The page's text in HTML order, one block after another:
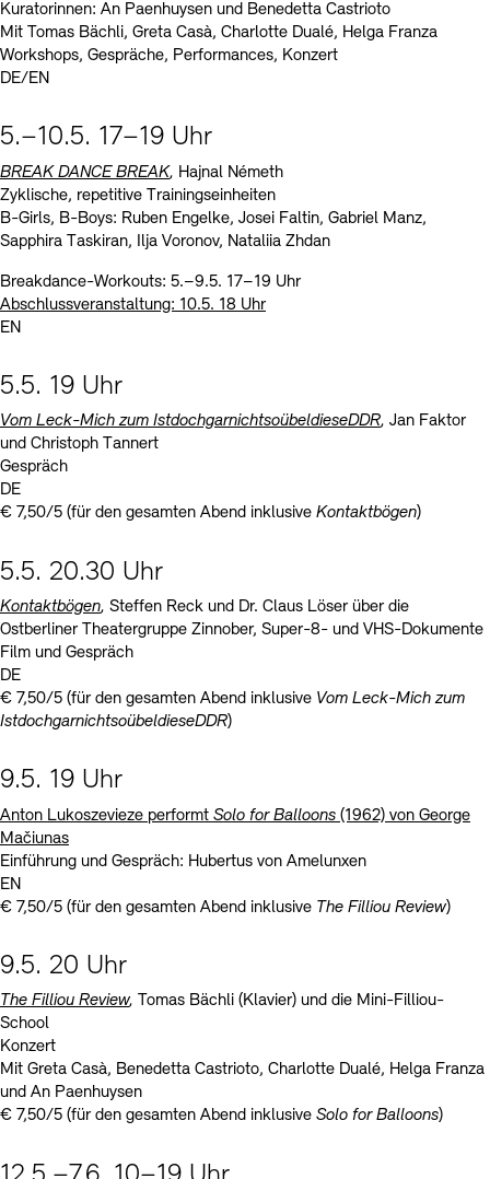
Kuratorinnen: An Paenhuysen und Benedetta Castrioto
Mit Tomas Bächli, Greta Casà, Charlotte Dualé, Helga Franza
Workshops, Gespräche, Performances, Konzert
DE/EN
5.–10.5. 17–19 Uhr
BREAK DANCE BREAK, Hajnal Németh
Zyklische, repetitive Trainingseinheiten
B-Girls, B-Boys: Ruben Engelke, Josei Faltin, Gabriel Manz,
Sapphira Taskiran, Ilja Voronov, Nataliia Zhdan
Breakdance-Workouts: 5.–9.5. 17–19 Uhr
Abschlussveranstaltung: 10.5. 18 Uhr
EN
5.5. 19 Uhr
Vom Leck-Mich zum IstdochgarnichtsoübeldieseDDR, Jan Faktor
und Christoph Tannert
Gespräch
DE
€ 7,50/5 (für den gesamten Abend inklusive Kontaktbögen)
5.5. 20.30 Uhr
Kontaktbögen, Steffen Reck und Dr. Claus Löser über die
Ostberliner Theatergruppe Zinnober, Super-8- und VHS-Dokumente
Film und Gespräch
DE
€ 7,50/5 (für den gesamten Abend inklusive Vom Leck-Mich zum
IstdochgarnichtsoübeldieseDDR)
9.5. 19 Uhr
Anton Lukoszevieze performt Solo for Balloons (1962) von George
Mačiunas
Einführung und Gespräch: Hubertus von Amelunxen
EN
€ 7,50/5 (für den gesamten Abend inklusive The Filliou Review)
9.5. 20 Uhr
The Filliou Review, Tomas Bächli (Klavier) und die Mini-Filliou-
School
Konzert
Mit Greta Casà, Benedetta Castrioto, Charlotte Dualé, Helga Franza
und An Paenhuysen
€ 7,50/5 (für den gesamten Abend inklusive Solo for Balloons)